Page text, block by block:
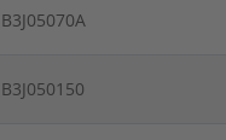
B3J05070A
B3J050150